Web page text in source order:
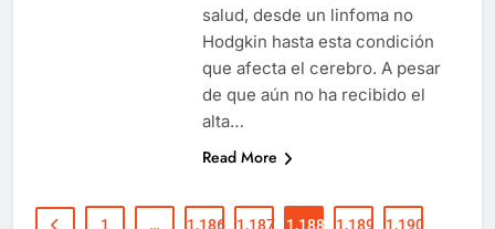
salud, desde un linfoma no
Hodgkin hasta esta condición
que afecta el cerebro. A pesar
de que aún no ha recibido el
alta…
Read More
1 … 1,186 1,187 1,188 1,189 1,190